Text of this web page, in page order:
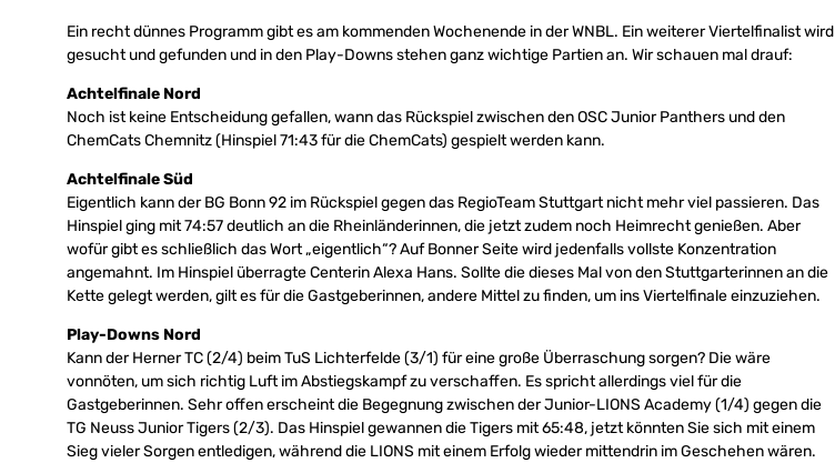
Ein recht dünnes Programm gibt es am kommenden Wochenende in der WNBL. Ein weiterer Viertelfinalist wird
gesucht und gefunden und in den Play-Downs stehen ganz wichtige Partien an. Wir schauen mal drauf:
Achtelfinale Nord
Noch ist keine Entscheidung gefallen, wann das Rückspiel zwischen den OSC Junior Panthers und den
ChemCats Chemnitz (Hinspiel 71:43 für die ChemCats) gespielt werden kann.
Achtelfinale Süd
Eigentlich kann der BG Bonn 92 im Rückspiel gegen das RegioTeam Stuttgart nicht mehr viel passieren. Das
Hinspiel ging mit 74:57 deutlich an die Rheinländerinnen, die jetzt zudem noch Heimrecht genießen. Aber
wofür gibt es schließlich das Wort „eigentlich“? Auf Bonner Seite wird jedenfalls vollste Konzentration
angemahnt. Im Hinspiel überragte Centerin Alexa Hans. Sollte die dieses Mal von den Stuttgarterinnen an die
Kette gelegt werden, gilt es für die Gastgeberinnen, andere Mittel zu finden, um ins Viertelfinale einzuziehen.
Play-Downs Nord
Kann der Herner TC (2/4) beim TuS Lichterfelde (3/1) für eine große Überraschung sorgen? Die wäre
vonnöten, um sich richtig Luft im Abstiegskampf zu verschaffen. Es spricht allerdings viel für die
Gastgeberinnen. Sehr offen erscheint die Begegnung zwischen der Junior-LIONS Academy (1/4) gegen die
TG Neuss Junior Tigers (2/3). Das Hinspiel gewannen die Tigers mit 65:48, jetzt könnten Sie sich mit einem
Sieg vieler Sorgen entledigen, während die LIONS mit einem Erfolg wieder mittendrin im Geschehen wären.